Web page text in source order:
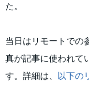
た。
当日はリモートでの
真が記事に使われて
す。詳細は、
以下の